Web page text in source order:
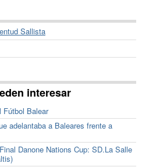
Sallista
interesar
Fútbol Balear
adelantaba a Baleares frente a
Danone Nations Cup: SD.La Salle